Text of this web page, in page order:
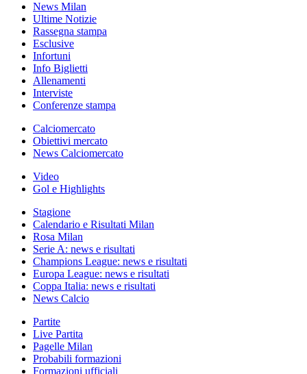
News Milan
Ultime Notizie
Rassegna stampa
Esclusive
Infortuni
Info Biglietti
Allenamenti
Interviste
Conferenze stampa
Calciomercato
Obiettivi mercato
News Calciomercato
Video
Gol e Highlights
Stagione
Calendario e Risultati Milan
Rosa Milan
Serie A: news e risultati
Champions League: news e risultati
Europa League: news e risultati
Coppa Italia: news e risultati
News Calcio
Partite
Live Partita
Pagelle Milan
Probabili formazioni
Formazioni ufficiali